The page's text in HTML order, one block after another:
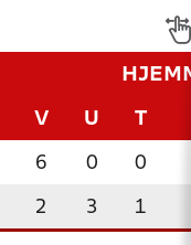
V U T
6 0 0
2 3 1